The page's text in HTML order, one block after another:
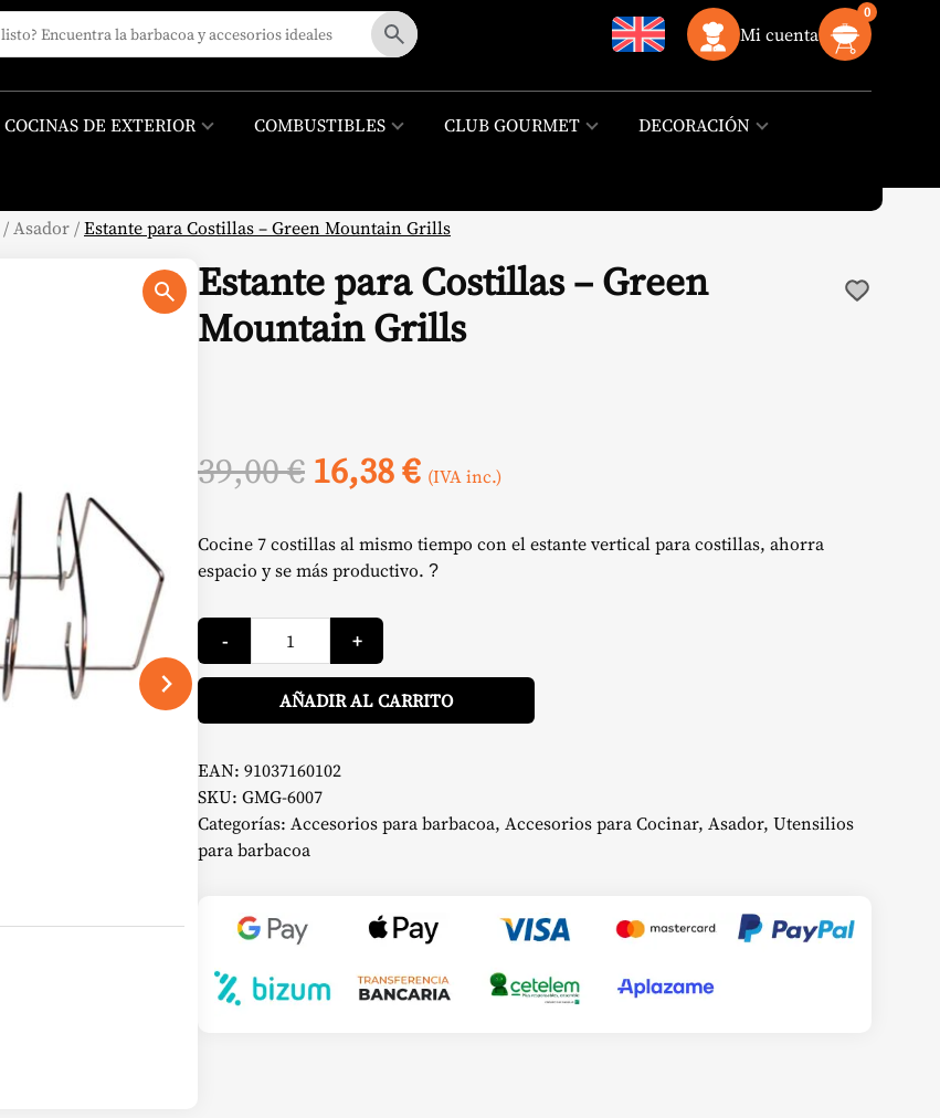
Mi cuenta
0
COCINAS DE EXTERIOR COMBUSTIBLES CLUB GOURMET
DECORACIÓN
/Asador /Estante para Costillas – Green Mountain Grills
Estante para Costillas – Green
Mountain Grills
39,00€ El
original
era:
39,00 €.
16,38€El
actual
16,38 €.
(IVA inc.)
Cocine 7 costillas al mismo tiempo con el estante vertical para costillas, ahorra
espacio y se más productivo. ?
-
Estante
para
Costillas
-
Mountain
Grills
+
AÑADIR AL CARRITO
EAN: 91037160102
SKU: GMG-6007
Categorías: Accesorios para barbacoa, Accesorios para Cocinar, Asador, Utensilios
para barbacoa